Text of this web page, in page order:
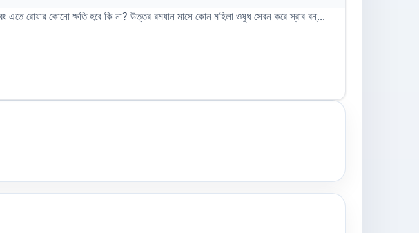
এতে রোযার কোনো ক্ষতি হবে কি না? উত্তর রমযান মাসে কোন মহিলা ওষুধ সেবন করে স্রাব বন্...